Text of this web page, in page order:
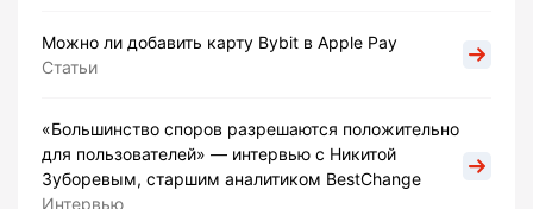
Можно ли добавить карту Bybit в Apple Pay
Статьи
«Большинство споров разрешаются положительно
для пользователей» — интервью с Никитой
Зуборевым, старшим аналитиком BestChange
Интервью